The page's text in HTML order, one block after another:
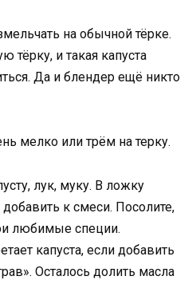
на обычной тёрке.
тёрку, и такая капуста
Да и блендер ещё никто
мелко или трём на терку.
лук, муку. В ложку
к смеси. Посолите,
любимые специи.
капуста, если добавить
Осталось долить масла